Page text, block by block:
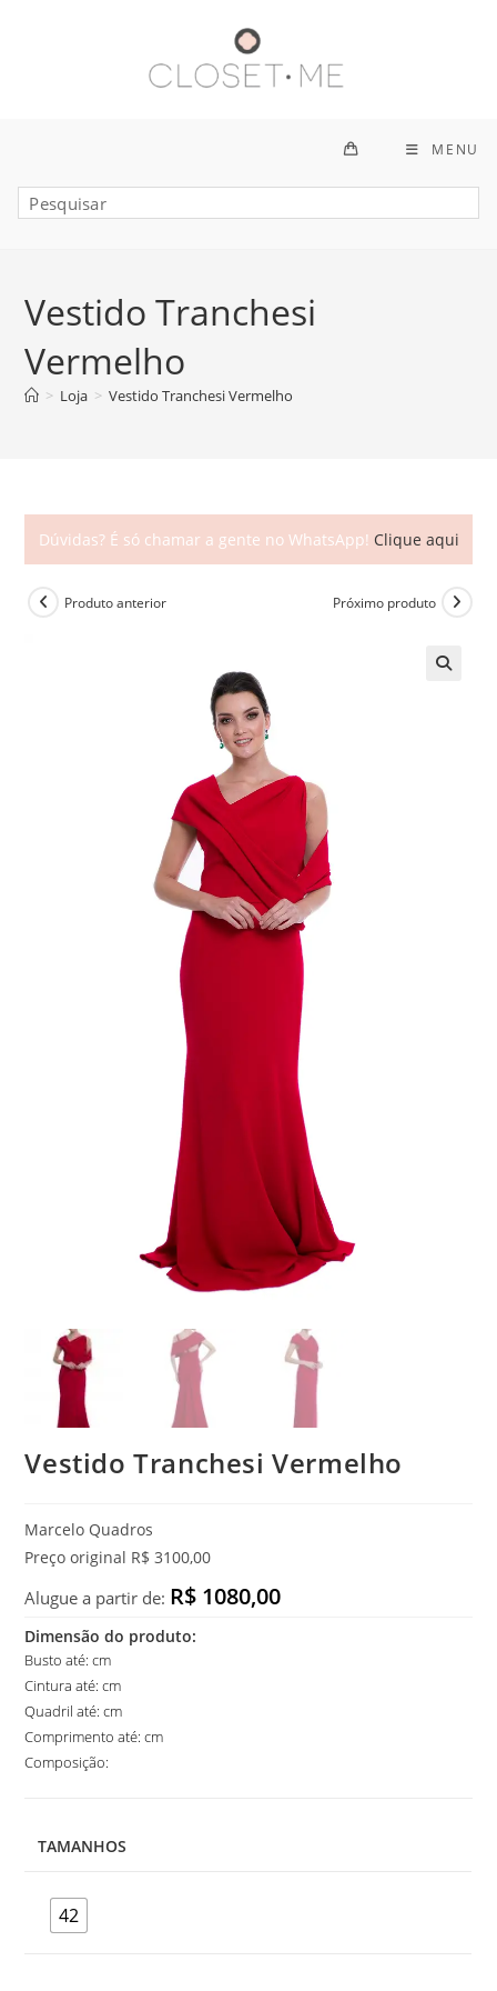
MENU
Vestido Tranchesi
Vermelho
> Loja > Vestido Tranchesi Vermelho
Dúvidas? É só chamar a gente no WhatsApp! Clique aqui
Produto anterior Próximo produto
Vestido Tranchesi Vermelho
Marcelo Quadros
Preço original R$ 3100,00
Alugue a partir de: R$ 1080,00
Dimensão do produto:
Busto até: cm
Cintura até: cm
Quadril até: cm
Comprimento até: cm
Composição:
TAMANHOS
42